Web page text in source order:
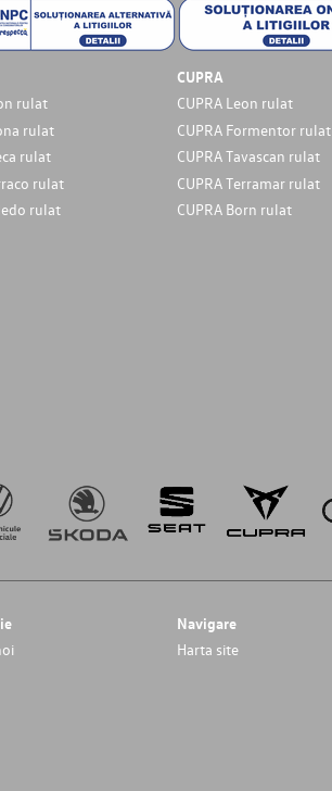
rulat
rulat
rulat
rulat
rulat
CUPRA
CUPRA Leon rulat
CUPRA Formentor rulat
CUPRA Tavascan rulat
CUPRA Terramar rulat
CUPRA Born rulat
Navigare
Harta site